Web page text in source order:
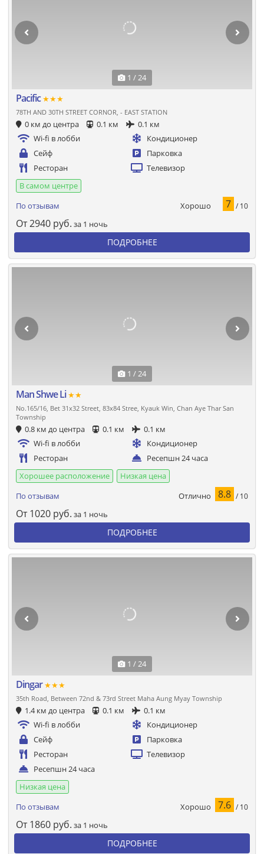
1 / 24
Pacific★★★
78TH AND 30TH STREET CORNOR, - EAST STATION
0 км до центра 0.1 км
0.1 км
Wi-fi в лобби
Кондиционер
Сейф
Парковка
Ресторан
Телевизор
В самом центре
По отзывам
Хорошо 7 / 10
От2940 руб. за 1 ночь
ПОДРОБНЕЕ
1 / 24
Man Shwe Li★★
No.165/16, Bet 31x32 Street, 83x84 Stree, Kyauk Win, Chan Aye Thar San
Township
0.8 км до центра 0.1 км
0.1 км
Wi-fi в лобби
Кондиционер
Ресторан
Ресепшн 24 часа
Хорошее расположение
Низкая цена
По отзывам
Отлично 8.8 / 10
От 1020 руб. за 1 ночь
ПОДРОБНЕЕ
1 / 24
Dingar★★★
35th Road, Between 72nd & 73rd Street Maha Aung Myay Township
1.4 км до центра 0.1 км
0.1 км
Wi-fi в лобби
Кондиционер
Сейф
Парковка
Ресторан
Телевизор
Ресепшн 24 часа
Низкая цена
По отзывам
Хорошо 7.6 / 10
От 1860 руб. за 1 ночь
ПОДРОБНЕЕ